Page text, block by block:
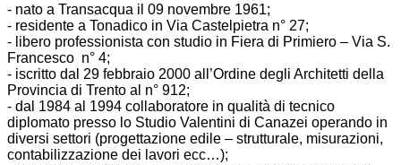
- nato a Transacqua il 09 novembre 1961;
- residente a Tonadico in Via Castelpietra n° 27;
- libero professionista con studio in Fiera di Primiero – Via S.
Francesco n° 4;
- iscritto dal 29 febbraio 2000 all’Ordine degli Architetti della
Provincia di Trento al n° 912;
- dal 1984 al 1994 collaboratore in qualità di tecnico
diplomato presso lo Studio Valentini di Canazei operando in
diversi settori (progettazione edile – strutturale, misurazioni,
contabilizzazione dei lavori ecc…);